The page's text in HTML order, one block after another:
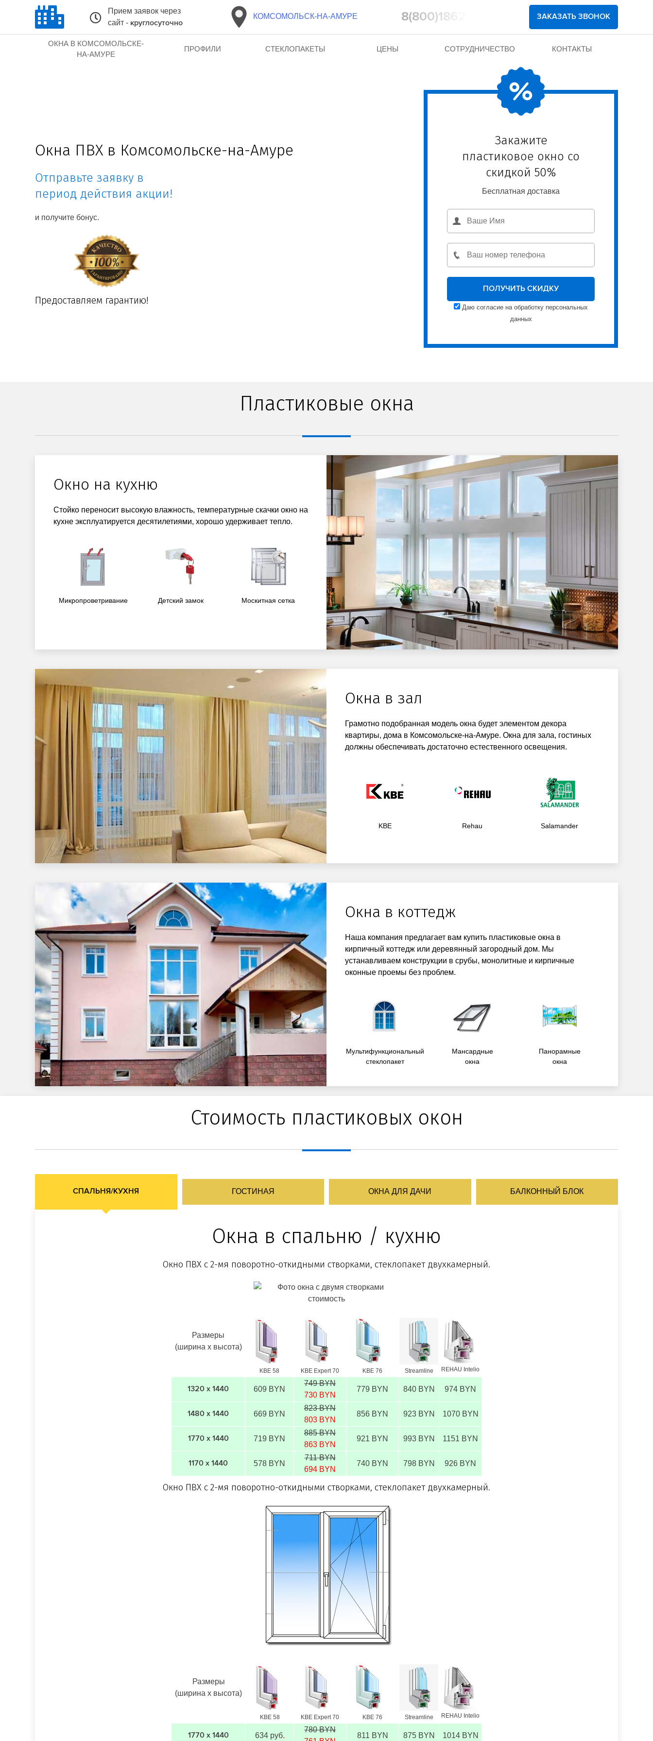
Прием заявок через
сайт - круглосуточно
КОМСОМОЛЬСК-НА-АМУРЕ 8(800)1862102 ЗАКАЗАТЬ ЗВОНОК
ОКНА В КОМСОМОЛЬСКЕ-
НА-АМУРЕ
ПРОФИЛИ СТЕКЛОПАКЕТЫ ЦЕНЫ СОТРУДНИЧЕСТВО КОНТАКТЫ
Окна ПВХ в Комсомольске-на-Амуре
Отправьте заявку в
период действия акции!
и получите бонус.
Предоставляем гарантию!
Закажите
пластиковое окно со
скидкой 50%
Бесплатная доставка
Даю согласие на обработку персональных
данных
Пластиковые окна
Окно на кухню
Стойко переносит высокую влажность, температурные скачки окно на
кухне эксплуатируется десятилетиями, хорошо удерживает тепло.
Микропроветривание Детский замок Москитная сетка
Окна в зал
Грамотно подобранная модель окна будет элементом декора
квартиры, дома в Комсомольске-на-Амуре. Окна для зала, гостиных
должны обеспечивать достаточно естественного освещения.
KBE Rehau Salamander
Окна в коттедж
Наша компания предлагает вам купить пластиковые окна в
кирпичный коттедж или деревянный загородный дом. Мы
устанавливаем конструкции в срубы, монолитные и кирпичные
оконные проемы без проблем.
Мультифункциональный
стеклопакет
Мансардные
окна
Панорамные
окна
Стоимость пластиковых окон
СПАЛЬНЯ/КУХНЯ ГОСТИНАЯ ОКНА ДЛЯ ДАЧИ БАЛКОННЫЙ БЛОК
Окна в спальню / кухню
Окно ПВХ с 2-мя поворотно-откидными створками, стеклопакет двухкамерный.
Размеры
(ширина х высота)
KBE 58 KBE Expert 70 KBE 76 Streamline REHAU Intelio
1320 х 1440 609 BYN
749 BYN
730 BYN
779 BYN 840 BYN 974 BYN
1480 х 1440 669 BYN
823 BYN
803 BYN
856 BYN 923 BYN 1070 BYN
1770 х 1440 719 BYN
885 BYN
863 BYN
921 BYN 993 BYN 1151 BYN
1170 х 1440 578 BYN
711 BYN
694 BYN
740 BYN 798 BYN 926 BYN
Окно ПВХ с 2-мя поворотно-откидными створками, стеклопакет двухкамерный.
Размеры
(ширина х высота)
KBE 58 KBE Expert 70 KBE 76 Streamline REHAU Intelio
1770 х 1440 634 руб.
780 BYN
811 BYN 875 BYN 1014 BYN